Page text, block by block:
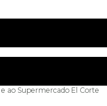
ao Supermercado El Corte